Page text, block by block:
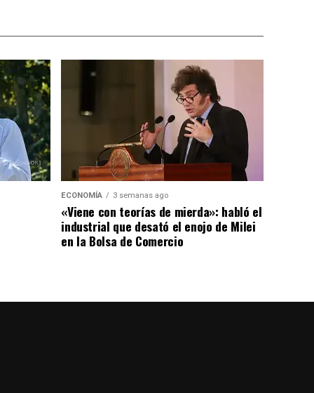
ECONOMÍA 3 semanas ago
«Viene con teorías de mierda»: habló el
industrial que desató el enojo de Milei
en la Bolsa de Comercio